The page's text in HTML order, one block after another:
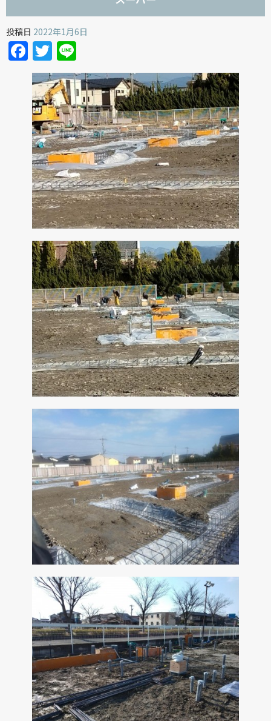
投稿日 2022年1月6日
Facebook
Twitter